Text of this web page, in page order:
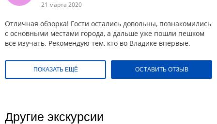
21 марта 2020
Отличная обзорка! Гости остались довольны, познакомились
с основными местами города, а дальше уже пошли пешком
все изучать. Рекомендую тем, кто во Владике впервые.
ПОКАЗАТЬ ЕЩЁ ОСТАВИТЬ ОТЗЫВ
Другие экскурсии